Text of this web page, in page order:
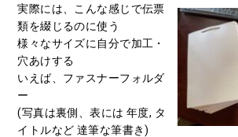
実際には、こんな感じで伝票
類を綴じるのに使う
様々なサイズに自分で加工・
穴あけする
いえば、ファスナーフォルダ
ー
(写真は裏側、表には 年度, タ
イトルなど 達筆な筆書き)